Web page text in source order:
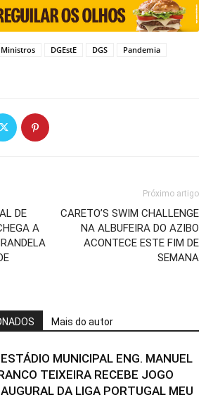
DGEstE DGS
Pandemia
DE
A
Próximo artigo
CARETO’S SWIM CHALLENGE
NA ALBUFEIRA DO AZIBO
ACONTECE ESTE FIM DE
SEMANA
Mais do autor
MUNICIPAL ENG. MANUEL
TEIXEIRA RECEBE JOGO
DA LIGA PORTUGAL MEU